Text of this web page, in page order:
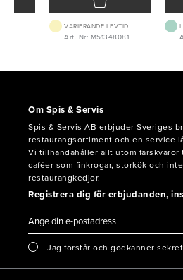
VARIERANDE LEVTID
Art. Nr: M51348081
Om Spis & Servis
Spis & Servis AB erbjuder Sveriges
restaurangsortiment och en service
Vi tillhandahåller allt utom färskvaror
caféer som finkrogar, storkök och
restaurangkedjor.
Registrera dig för erbjudanden,
Jag förstår och godkänner